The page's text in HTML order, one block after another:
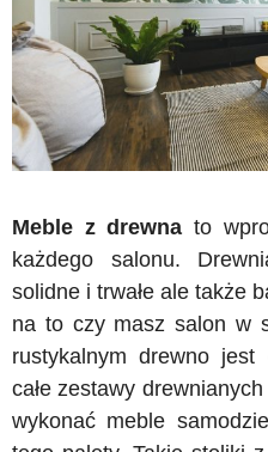
Meble z drewna to
każdego salonu.
solidne i trwałe ale także
na to czy masz salon w
rustykalnym drewno
całe zestawy
wykonać meble